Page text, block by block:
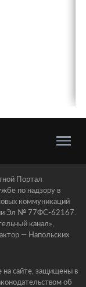
Портал
по надзору в
коммуникаций
Эл № 77ФС-62167.
канал»,
— Напольских
на сайте, защищены в
об